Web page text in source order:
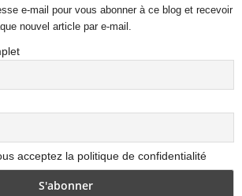
e-mail pour vous abonner à ce blog et recevoir
nouvel article par e-mail.
acceptez la politique de confidentialité